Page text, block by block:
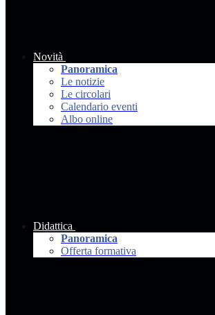
Novità
Panoramica
Le notizie
Le circolari
Calendario eventi
Albo online
Didattica
Panoramica
Offerta formativa